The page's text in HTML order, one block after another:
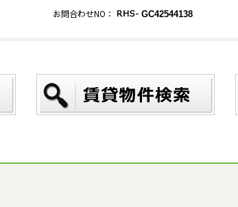
お問合わせNO： GC42544138